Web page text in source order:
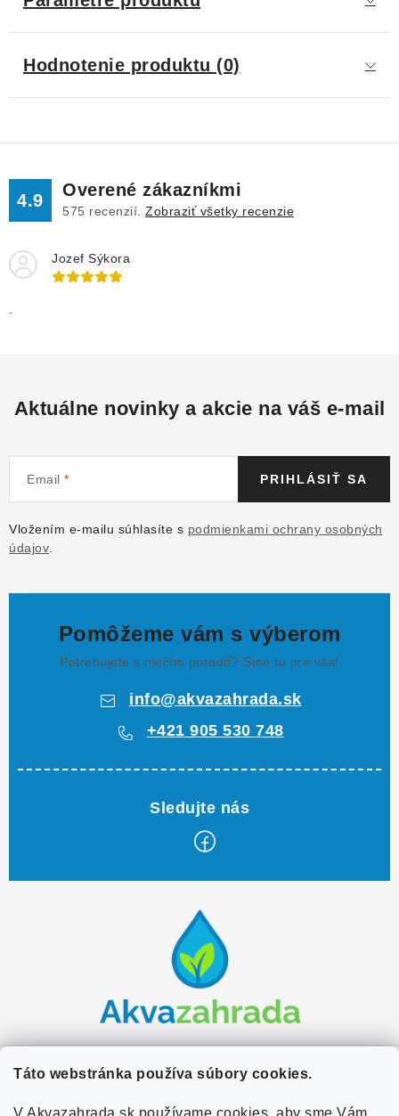
Táto webstránka používa súbory cookies.
V Akvazahrada.sk používame cookies, aby sme Vám
Hodnotenie produktu (0)
4.9
Overené zákazníkmi
575 recenzií. Zobraziť všetky recenzie
Jozef Sýkora
Aktuálne novinky a akcie na váš e-mail
Email
Vložením e-mailu súhlasíte s podmienkami ochrany osobných
údajov
PRIHLÁSIŤ SA
Pomôžeme vám s výberom
Potrebujete s niečím poradiť? Sme tu pre vás!
info@akvazahrada.sk
+421 905 530 748
e
Zákaznícky servis